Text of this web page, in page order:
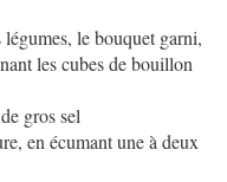
le bouquet garni,
les cubes de bouillon
gros sel
en écumant une à deux